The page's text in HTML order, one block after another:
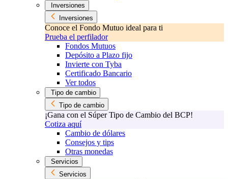
Inversiones
Inversiones
Conoce el Fondo Mutuo ideal para ti
Prueba el perfilador
Fondos Mutuos
Depósito a Plazo fijo
Invierte con Tyba
Certificado Bancario
Ver todos
Tipo de cambio
Tipo de cambio
¡Gana con el Súper Tipo de Cambio del BCP!
Cotiza aquí
Cambio de dólares
Consejos y tips
Otras monedas
Servicios
Servicios